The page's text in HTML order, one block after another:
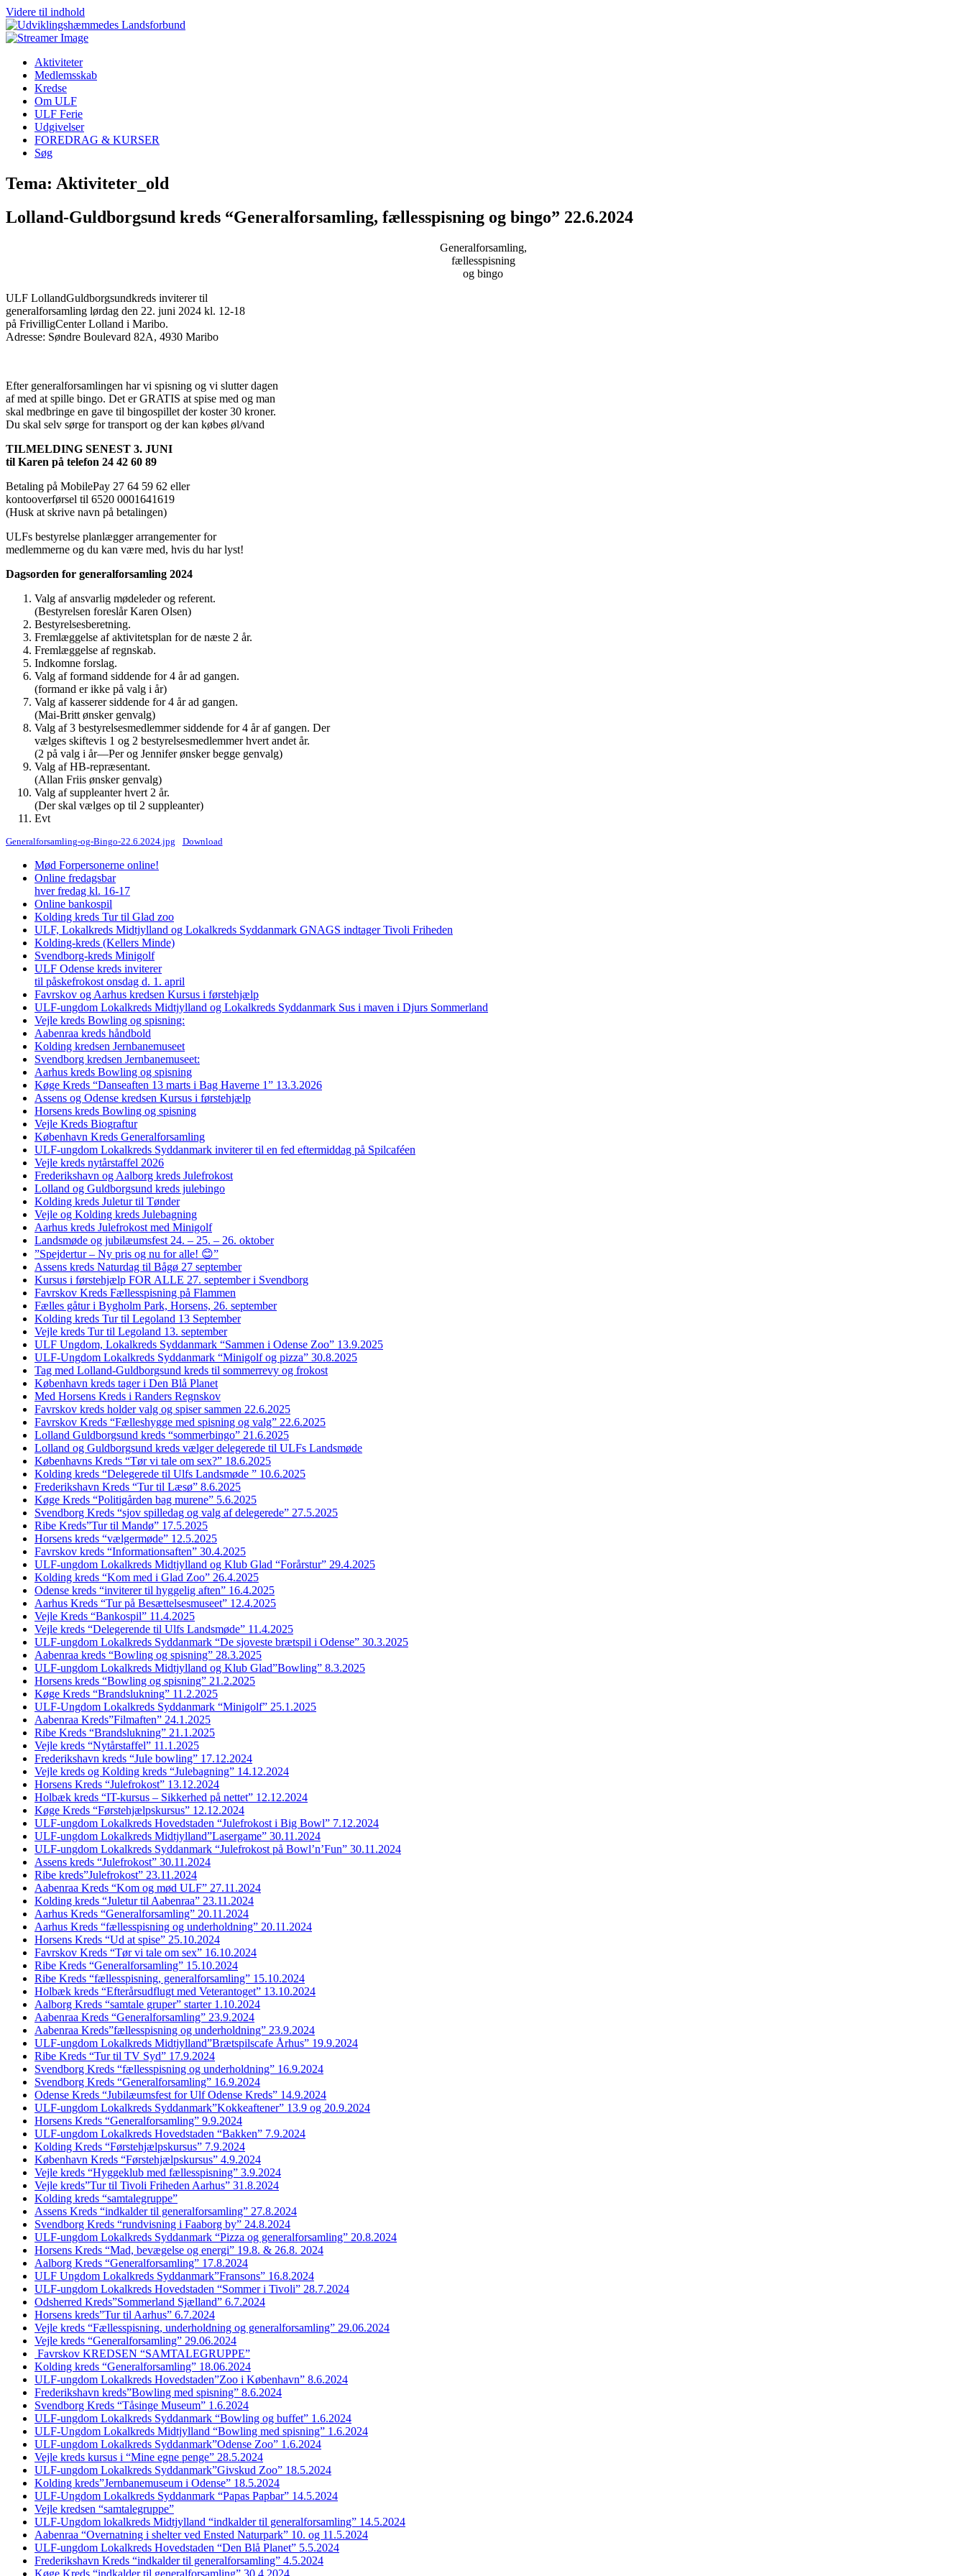
Videre til indhold
Aktiviteter
Medlemsskab
Kredse
Om ULF
ULF Ferie
Udgivelser
FOREDRAG & KURSER
Søg
Tema: Aktiviteter_old
Lolland-Guldborgsund kreds “Generalforsamling, fællesspisning og bingo” 22.6.2024
Generalforsamling,
fællesspisning
og bingo
ULF LollandGuldborgsundkreds inviterer til
generalforsamling lørdag den 22. juni 2024 kl. 12-18
på FrivilligCenter Lolland i Maribo.
Adresse: Søndre Boulevard 82A, 4930 Maribo
Efter generalforsamlingen har vi spisning og vi slutter dagen
af med at spille bingo. Det er GRATIS at spise med og man
skal medbringe en gave til bingospillet der koster 30 kroner.
Du skal selv sørge for transport og der kan købes øl/vand
TILMELDING SENEST 3. JUNI
til Karen på telefon 24 42 60 89
Betaling på MobilePay 27 64 59 62 eller
kontooverførsel til 6520 0001641619
(Husk at skrive navn på betalingen)
ULFs bestyrelse planlægger arrangementer for
medlemmerne og du kan være med, hvis du har lyst!
Dagsorden for generalforsamling 2024
Valg af ansvarlig mødeleder og referent.
(Bestyrelsen foreslår Karen Olsen)
Bestyrelsesberetning.
Fremlæggelse af aktivitetsplan for de næste 2 år.
Fremlæggelse af regnskab.
Indkomne forslag.
Valg af formand siddende for 4 år ad gangen.
(formand er ikke på valg i år)
Valg af kasserer siddende for 4 år ad gangen.
(Mai-Britt ønsker genvalg)
Valg af 3 bestyrelsesmedlemmer siddende for 4 år af gangen. Der
vælges skiftevis 1 og 2 bestyrelsesmedlemmer hvert andet år.
(2 på valg i år—Per og Jennifer ønsker begge genvalg)
Valg af HB-repræsentant.
(Allan Friis ønsker genvalg)
Valg af suppleanter hvert 2 år.
(Der skal vælges op til 2 suppleanter)
Evt
Generalforsamling-og-Bingo-22.6.2024.jpg Download
Mød Forpersonerne online!
Online fredagsbar
hver fredag kl. 16-17
Online bankospil
Kolding kreds Tur til Glad zoo
ULF, Lokalkreds Midtjylland og Lokalkreds Syddanmark GNAGS indtager Tivoli Friheden
Kolding-kreds (Kellers Minde)
Svendborg-kreds Minigolf
ULF Odense kreds inviterer
til påskefrokost onsdag d. 1. april
Favrskov og Aarhus kredsen Kursus i førstehjælp
ULF-ungdom Lokalkreds Midtjylland og Lokalkreds Syddanmark Sus i maven i Djurs Sommerland
Vejle kreds Bowling og spisning:
Aabenraa kreds håndbold
Kolding kredsen Jernbanemuseet
Svendborg kredsen Jernbanemuseet:
Aarhus kreds Bowling og spisning
Køge Kreds “Danseaften 13 marts i Bag Haverne 1” 13.3.2026
Assens og Odense kredsen Kursus i førstehjælp
Horsens kreds Bowling og spisning
Vejle Kreds Biograftur
København Kreds Generalforsamling
ULF-ungdom Lokalkreds Syddanmark inviterer til en fed eftermiddag på Spilcaféen
Vejle kreds nytårstaffel 2026
Frederikshavn og Aalborg kreds Julefrokost
Lolland og Guldborgsund kreds julebingo
Kolding kreds Juletur til Tønder
Vejle og Kolding kreds Julebagning
Aarhus kreds Julefrokost med Minigolf
Landsmøde og jubilæumsfest 24. – 25. – 26. oktober
”Spejdertur – Ny pris og nu for alle! 😊”
Assens kreds Naturdag til Bågø 27 september
Kursus i førstehjælp FOR ALLE 27. september i Svendborg
Favrskov Kreds Fællesspisning på Flammen
Fælles gåtur i Bygholm Park, Horsens, 26. september
Kolding kreds Tur til Legoland 13 September
Vejle kreds Tur til Legoland 13. september
ULF Ungdom, Lokalkreds Syddanmark “Sammen i Odense Zoo” 13.9.2025
ULF-Ungdom Lokalkreds Syddanmark “Minigolf og pizza” 30.8.2025
Tag med Lolland-Guldborgsund kreds til sommerrevy og frokost
København kreds tager i Den Blå Planet
Med Horsens Kreds i Randers Regnskov
Favrskov kreds holder valg og spiser sammen 22.6.2025
Favrskov Kreds “Fælleshygge med spisning og valg” 22.6.2025
Lolland Guldborgsund kreds “sommerbingo” 21.6.2025
Lolland og Guldborgsund kreds vælger delegerede til ULFs Landsmøde
Københavns Kreds “Tør vi tale om sex?” 18.6.2025
Kolding kreds “Delegerede til Ulfs Landsmøde ” 10.6.2025
Frederikshavn Kreds “Tur til Læsø” 8.6.2025
Køge Kreds “Politigården bag murene” 5.6.2025
Svendborg Kreds “sjov spilledag og valg af delegerede” 27.5.2025
Ribe Kreds”Tur til Mandø” 17.5.2025
Horsens kreds “vælgermøde” 12.5.2025
Favrskov kreds “Informationsaften” 30.4.2025
ULF-ungdom Lokalkreds Midtjylland og Klub Glad “Forårstur” 29.4.2025
Kolding kreds “Kom med i Glad Zoo” 26.4.2025
Odense kreds “inviterer til hyggelig aften” 16.4.2025
Aarhus Kreds “Tur på Besættelsesmuseet” 12.4.2025
Vejle Kreds “Bankospil” 11.4.2025
Vejle kreds “Delegerende til Ulfs Landsmøde” 11.4.2025
ULF-ungdom Lokalkreds Syddanmark “De sjoveste brætspil i Odense” 30.3.2025
Aabenraa kreds “Bowling og spisning” 28.3.2025
ULF-ungdom Lokalkreds Midtjylland og Klub Glad”Bowling” 8.3.2025
Horsens kreds “Bowling og spisning” 21.2.2025
Køge Kreds “Brandslukning” 11.2.2025
ULF-Ungdom Lokalkreds Syddanmark “Minigolf” 25.1.2025
Aabenraa Kreds”Filmaften” 24.1.2025
Ribe Kreds “Brandslukning” 21.1.2025
Vejle kreds “Nytårstaffel” 11.1.2025
Frederikshavn kreds “Jule bowling” 17.12.2024
Vejle kreds og Kolding kreds “Julebagning” 14.12.2024
Horsens Kreds “Julefrokost” 13.12.2024
Holbæk kreds “IT-kursus – Sikkerhed på nettet” 12.12.2024
Køge Kreds “Førstehjælpskursus” 12.12.2024
ULF-ungdom Lokalkreds Hovedstaden “Julefrokost i Big Bowl” 7.12.2024
ULF-ungdom Lokalkreds Midtjylland”Lasergame” 30.11.2024
ULF-ungdom Lokalkreds Syddanmark “Julefrokost på Bowl’n’Fun” 30.11.2024
Assens kreds “Julefrokost” 30.11.2024
Ribe kreds”Julefrokost” 23.11.2024
Aabenraa Kreds “Kom og mød ULF” 27.11.2024
Kolding kreds “Juletur til Aabenraa” 23.11.2024
Aarhus Kreds “Generalforsamling” 20.11.2024
Aarhus Kreds “fællesspisning og underholdning” 20.11.2024
Horsens Kreds “Ud at spise” 25.10.2024
Favrskov Kreds “Tør vi tale om sex” 16.10.2024
Ribe Kreds “Generalforsamling” 15.10.2024
Ribe Kreds “fællesspisning, generalforsamling” 15.10.2024
Holbæk kreds “Efterårsudflugt med Veterantoget” 13.10.2024
Aalborg Kreds “samtale gruper” starter 1.10.2024
Aabenraa Kreds “Generalforsamling” 23.9.2024
Aabenraa Kreds”fællesspisning og underholdning” 23.9.2024
ULF-ungdom Lokalkreds Midtjylland”Brætspilscafe Århus” 19.9.2024
Ribe Kreds “Tur til TV Syd” 17.9.2024
Svendborg Kreds “fællesspisning og underholdning” 16.9.2024
Svendborg Kreds “Generalforsamling” 16.9.2024
Odense Kreds “Jubilæumsfest for Ulf Odense Kreds” 14.9.2024
ULF-ungdom Lokalkreds Syddanmark”Kokkeaftener” 13.9 og 20.9.2024
Horsens Kreds “Generalforsamling” 9.9.2024
ULF-ungdom Lokalkreds Hovedstaden “Bakken” 7.9.2024
Kolding Kreds “Førstehjælpskursus” 7.9.2024
København Kreds “Førstehjælpskursus” 4.9.2024
Vejle kreds “Hyggeklub med fællesspisning” 3.9.2024
Vejle kreds”Tur til Tivoli Friheden Aarhus” 31.8.2024
Kolding kreds “samtalegruppe”
Assens Kreds “indkalder til generalforsamling” 27.8.2024
Svendborg Kreds “rundvisning i Faaborg by” 24.8.2024
ULF-ungdom Lokalkreds Syddanmark “Pizza og generalforsamling” 20.8.2024
Horsens Kreds “Mad, bevægelse og energi” 19.8. & 26.8. 2024
Aalborg Kreds “Generalforsamling” 17.8.2024
ULF Ungdom Lokalkreds Syddanmark”Fransons” 16.8.2024
ULF-ungdom Lokalkreds Hovedstaden “Sommer i Tivoli” 28.7.2024
Odsherred Kreds”Sommerland Sjælland” 6.7.2024
Horsens kreds”Tur til Aarhus” 6.7.2024
Vejle kreds “Fællesspisning, underholdning og generalforsamling” 29.06.2024
Vejle kreds “Generalforsamling” 29.06.2024
Favrskov KREDSEN “SAMTALEGRUPPE”
Kolding kreds “Generalforsamling” 18.06.2024
ULF-ungdom Lokalkreds Hovedstaden”Zoo i København” 8.6.2024
Frederikshavn kreds”Bowling med spisning” 8.6.2024
Svendborg Kreds “Tåsinge Museum” 1.6.2024
ULF-ungdom Lokalkreds Syddanmark “Bowling og buffet” 1.6.2024
ULF-Ungdom Lokalkreds Midtjylland “Bowling med spisning” 1.6.2024
ULF-ungdom Lokalkreds Syddanmark”Odense Zoo” 1.6.2024
Vejle kreds kursus i “Mine egne penge” 28.5.2024
ULF-ungdom Lokalkreds Syddanmark”Givskud Zoo” 18.5.2024
Kolding kreds”Jernbanemuseum i Odense” 18.5.2024
ULF-Ungdom Lokalkreds Syddanmark “Papas Papbar” 14.5.2024
Vejle kredsen “samtalegruppe”
ULF-Ungdom lokalkreds Midtjylland “indkalder til generalforsamling” 14.5.2024
Aabenraa “Overnatning i shelter ved Ensted Naturpark” 10. og 11.5.2024
ULF-ungdom Lokalkreds Hovedstaden “Den Blå Planet” 5.5.2024
Frederikshavn Kreds “indkalder til generalforsamling” 4.5.2024
Køge Kreds “indkalder til generalforsamling” 30.4.2024